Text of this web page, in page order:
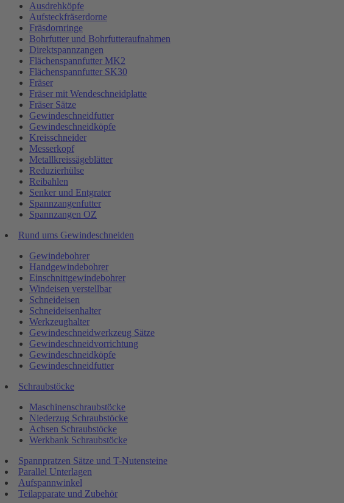
Ausdrehköpfe
Aufsteckfräserdorne
Fräsdornringe
Bohrfutter und Bohrfutteraufnahmen
Direktspannzangen
Flächenspannfutter MK2
Flächenspannfutter SK30
Fräser
Fräser mit Wendeschneidplatte
Fräser Sätze
Gewindeschneidfutter
Gewindeschneidköpfe
Kreisschneider
Messerkopf
Metallkreissägeblätter
Reduzierhülse
Reibahlen
Senker und Entgrater
Spannzangenfutter
Spannzangen OZ
Rund ums Gewindeschneiden
Gewindebohrer
Handgewindebohrer
Einschnittgewindebohrer
Windeisen verstellbar
Schneideisen
Schneideisenhalter
Werkzeughalter
Gewindeschneidwerkzeug Sätze
Gewindeschneidvorrichtung
Gewindeschneidköpfe
Gewindeschneidfutter
Schraubstöcke
Maschinenschraubstöcke
Niederzug Schraubstöcke
Achsen Schraubstöcke
Werkbank Schraubstöcke
Spannpratzen Sätze und T-Nutensteine
Parallel Unterlagen
Aufspannwinkel
Teilapparate und Zubehör